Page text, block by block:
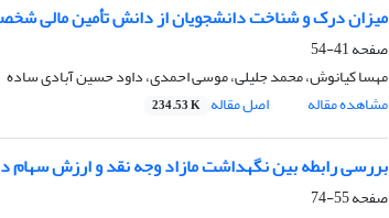
میزان درک و شناخت دانشجویان از دانش تأمین مالی
صفحه41-54
مهسا کیانوش، محمد جلیلی، موسی احمدی، داود حسین آبادی ساده
مشاهده مقاله
اصل مقاله 234.53 K
بررسی رابطه بین نگهداشت مازاد وجه نقد و ارزش سهام
صفحه55-74